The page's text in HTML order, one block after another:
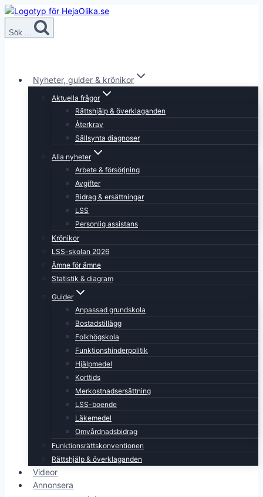
Skip
content
Sök ...
Nyheter, guider & krönikor
Aktuella frågor
Rättshjälp & överklaganden
Återkrav
Sällsynta diagnoser
Alla nyheter
Arbete & försörjning
Avgifter
Bidrag & ersättningar
LSS
Personlig assistans
Krönikor
LSS-skolan 2026
Ämne för ämne
Statistik & diagram
Guider
Anpassad grundskola
Bostadstillägg
Folkhögskola
Funktionshinderpolitik
Hjälpmedel
Korttids
Merkostnadsersättning
LSS-boende
Läkemedel
Omvårdnadsbidrag
Funktionsrättskonventionen
Rättshjälp & överklaganden
Videor
Annonsera